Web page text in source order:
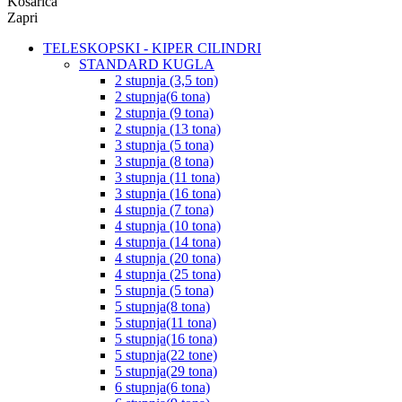
Zapri
TELESKOPSKI - KIPER CILINDRI
STANDARD KUGLA
2 stupnja (3,5 ton)
2 stupnja(6 tona)
2 stupnja (9 tona)
2 stupnja (13 tona)
3 stupnja (5 tona)
3 stupnja (8 tona)
3 stupnja (11 tona)
3 stupnja (16 tona)
4 stupnja (7 tona)
4 stupnja (10 tona)
4 stupnja (14 tona)
4 stupnja (20 tona)
4 stupnja (25 tona)
5 stupnja (5 tona)
5 stupnja(8 tona)
5 stupnja(11 tona)
5 stupnja(16 tona)
5 stupnja(22 tone)
5 stupnja(29 tona)
6 stupnja(6 tona)